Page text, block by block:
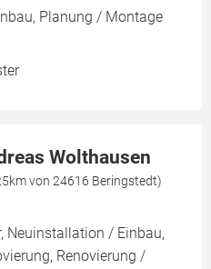
Planung / Montage
Wolthausen
von 24616 Beringstedt)
Neuinstallation / Einbau,
Renovierung /